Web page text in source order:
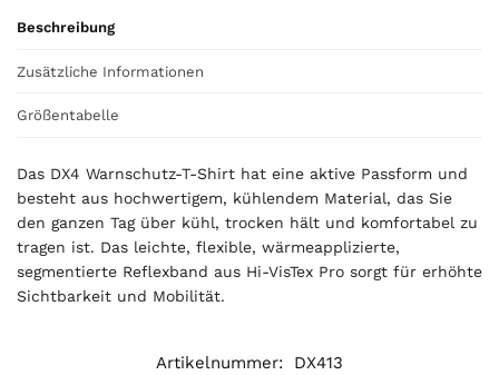
,
0
€
Beschreibung
Zusätzliche Informationen
Größentabelle
Das DX4 Warnschutz-T-Shirt hat eine aktive Passform und
besteht aus hochwertigem, kühlendem Material, das Sie
den ganzen Tag über kühl, trocken hält und komfortabel zu
tragen ist. Das leichte, flexible, wärmeapplizierte,
segmentierte Reflexband aus Hi-VisTex Pro sorgt für erhöhte
Sichtbarkeit und Mobilität.
Artikelnummer:
DX413